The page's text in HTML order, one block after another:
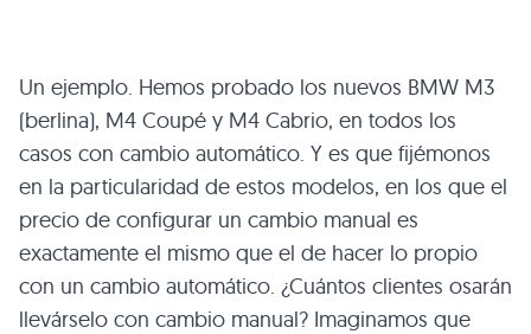
Un ejemplo. Hemos probado los nuevos BMW M3
(berlina), M4 Coupé y M4 Cabrio, en todos los
casos con cambio automático. Y es que fijémonos
en la particularidad de estos modelos, en los que el
precio de configurar un cambio manual es
exactamente el mismo que el de hacer lo propio
con un cambio automático. ¿Cuántos clientes osarán
llevárselo con cambio manual? Imaginamos que